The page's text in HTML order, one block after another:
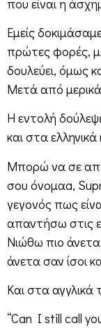
Εμείς
πρώτες φορές,
δουλεύει, όμως
Μετά από
Η εντολή
και στα
Μπορώ να σε
σου όνομαa,
γεγονός πως
απαντήσω στις
Νιώθω πιο
άνετα σαν ίσοι
Και στα
“Can I still call